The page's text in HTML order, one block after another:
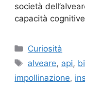
società
capacità
Categorie
Curiosità
Tag
alveare, api,
impollinazione,